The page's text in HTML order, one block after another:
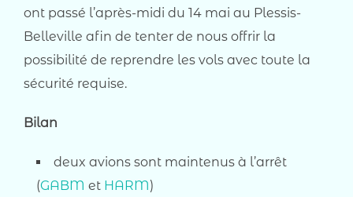
ont passé l’après-midi du 14 mai au Plessis-
Belleville afin de tenter de nous offrir la
possibilité de reprendre les vols avec toute la
sécurité requise.
Bilan
deux avions sont maintenus à l’arrêt
(GABM et HARM)